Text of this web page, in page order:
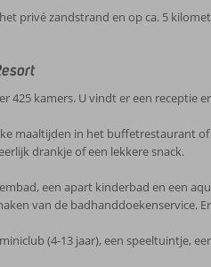
privé zandstrand en op ca. 5
425 kamers. U vindt er een receptie
maaltijden in het buffetrestaurant
drankje of een lekkere snack.
een apart kinderbad en een
van de badhanddoekenservice.
(4-13 jaar), een speeltuintje,